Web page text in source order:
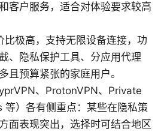
客户服务，适合对体验要求较高
极高，支持无限设备连接，功
、隐私保护工具、分应用代理
且预算紧张的家庭用户。
、ProtonVPN、Private
）各有侧重点：某些在隐私策
面表现突出，选择时可结合地区